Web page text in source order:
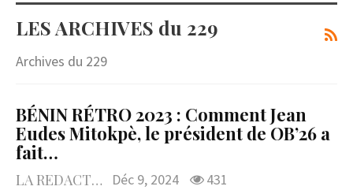
LES ARCHIVES du 229
Archives du 229
BÉNIN RÉTRO 2023 : Comment Jean
Eudes Mitokpè, le président de OB’26 a
fait…
LA REDACTION Déc 9, 2024
431